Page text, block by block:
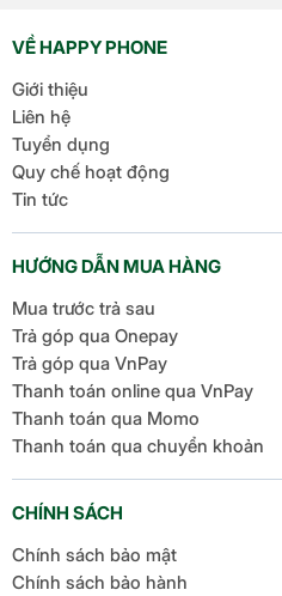
VỀ HAPPY PHONE
Giới thiệu
Liên hệ
Tuyển dụng
Quy chế hoạt động
Tin tức
HƯỚNG DẪN MUA HÀNG
Mua trước trả sau
Trả góp qua Onepay
Trả góp qua VnPay
Thanh toán online qua VnPay
Thanh toán qua Momo
Thanh toán qua chuyển khoản
CHÍNH SÁCH
Chính sách bảo mật
Chính sách bảo hành